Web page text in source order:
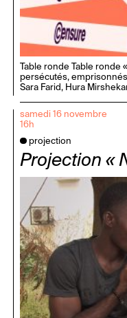
Table ronde Table ronde
persécutés,
Sara Farid, Hura
samedi 16 novembre
16h
projection
Projection «